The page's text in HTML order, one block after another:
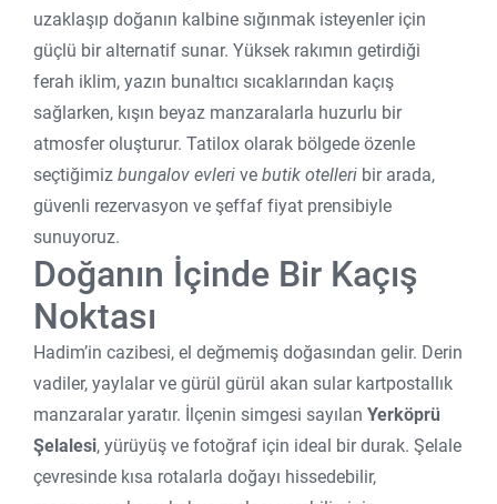
uzaklaşıp doğanın kalbine sığınmak isteyenler için
güçlü bir alternatif sunar. Yüksek rakımın getirdiği
ferah iklim, yazın bunaltıcı sıcaklarından kaçış
sağlarken, kışın beyaz manzaralarla huzurlu bir
atmosfer oluşturur. Tatilox olarak bölgede özenle
seçtiğimiz bungalov evleri ve butik otelleri bir arada,
güvenli rezervasyon ve şeffaf fiyat prensibiyle
sunuyoruz.
Doğanın İçinde Bir Kaçış
Noktası
Hadim’in cazibesi, el değmemiş doğasından gelir. Derin
vadiler, yaylalar ve gürül gürül akan sular kartpostallık
manzaralar yaratır. İlçenin simgesi sayılan Yerköprü
Şelalesi, yürüyüş ve fotoğraf için ideal bir durak. Şelale
çevresinde kısa rotalarla doğayı hissedebilir,